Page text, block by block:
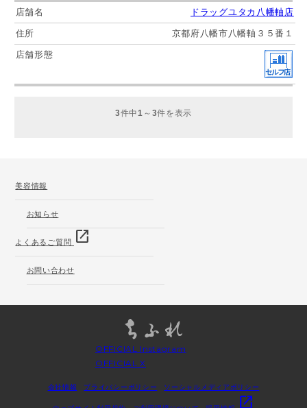
ドラッグユタカ八幡軸店
京都府八幡市八幡軸３５番１
3件中 1 ～ 3件を表示
美容情報
お知らせ
よくあるご質問 open_in_new
お問い合わせ
OFFICIAL Instagram
OFFICIAL X
会社情報 プライバシーポリシー ソーシャルメディアポリシー
open_in_new